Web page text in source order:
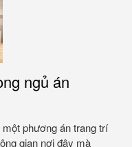
ngủ án
phương án trang trí
gian nơi đây mà